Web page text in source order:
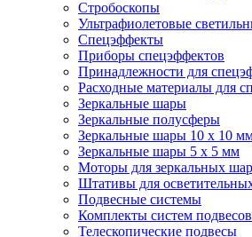
Стробоскопы
Ультрафиолетовые
Спецэффекты
Приборы спецэффектов
Принадлежности для
Расходные материалы для
Зеркальные шары
Зеркальные полусферы
Зеркальные шары 10 х 10
Зеркальные шары 5 х 5 мм
Моторы для зеркальных
Штативы для
Подвесные системы
Комплекты систем
Телескопические подвесы